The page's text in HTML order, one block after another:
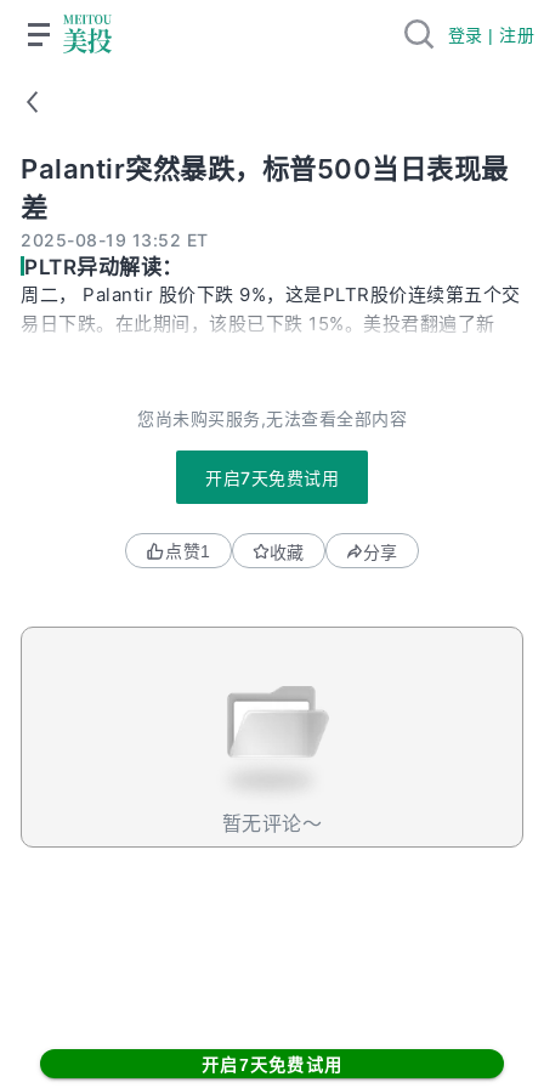
Palantir突然暴跌，标普500当日表现最
差
2025-08-19 13:52 ET
PLTR异动解读：
周二， Palantir 股价下跌 9%，这是PLTR股价连续第五个交
易日下跌。在此期间，该股已下跌 15%。美投君翻遍了新
下跌不少，但这并没有改变它高估值的事实。短期来看，高
场合都有提到过，投资PLTR，你必须要有一买入就大跌30%
的心理准备。最近的这波下跌，就在说明这一点。换句话
说，这样的下跌属于正常波动。PLTR在最近的财报中进一步
验证了其强大的护城河，以及维持高增长的能力。公司已经
您尚未购买服务,无法查看全部内容
开启7天免费试用
点赞1 收藏 分享
暂无评论～
开启7天免费试用
登录 | 注册